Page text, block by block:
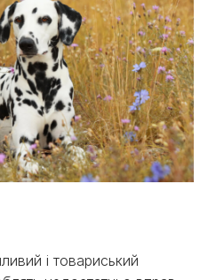
і товариський